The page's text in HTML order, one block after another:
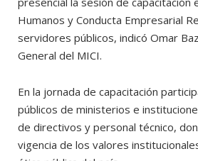
Humanos y Conducta Empresarial
servidores públicos, indicó Omar
General del MICI.
En la jornada de capacitación
públicos de ministerios e
de directivos y personal técnico,
vigencia de los valores